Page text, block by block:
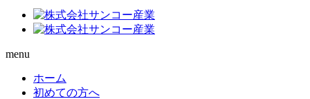
menu
ホーム
初めての方へ